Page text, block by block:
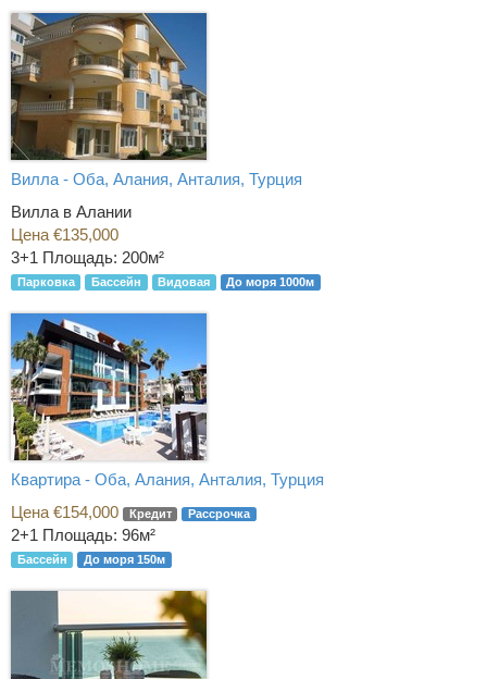
Вилла - Оба, Алания, Анталия, Турция
Вилла в Алании
Цена €135,000
3+1 Площадь: 200м²
Парковка Бассейн Видовая До моря 1000м
Квартира - Оба, Алания, Анталия, Турция
Цена €154,000
Кредит Рассрочка
2+1 Площадь: 96м²
Бассейн До моря 150м